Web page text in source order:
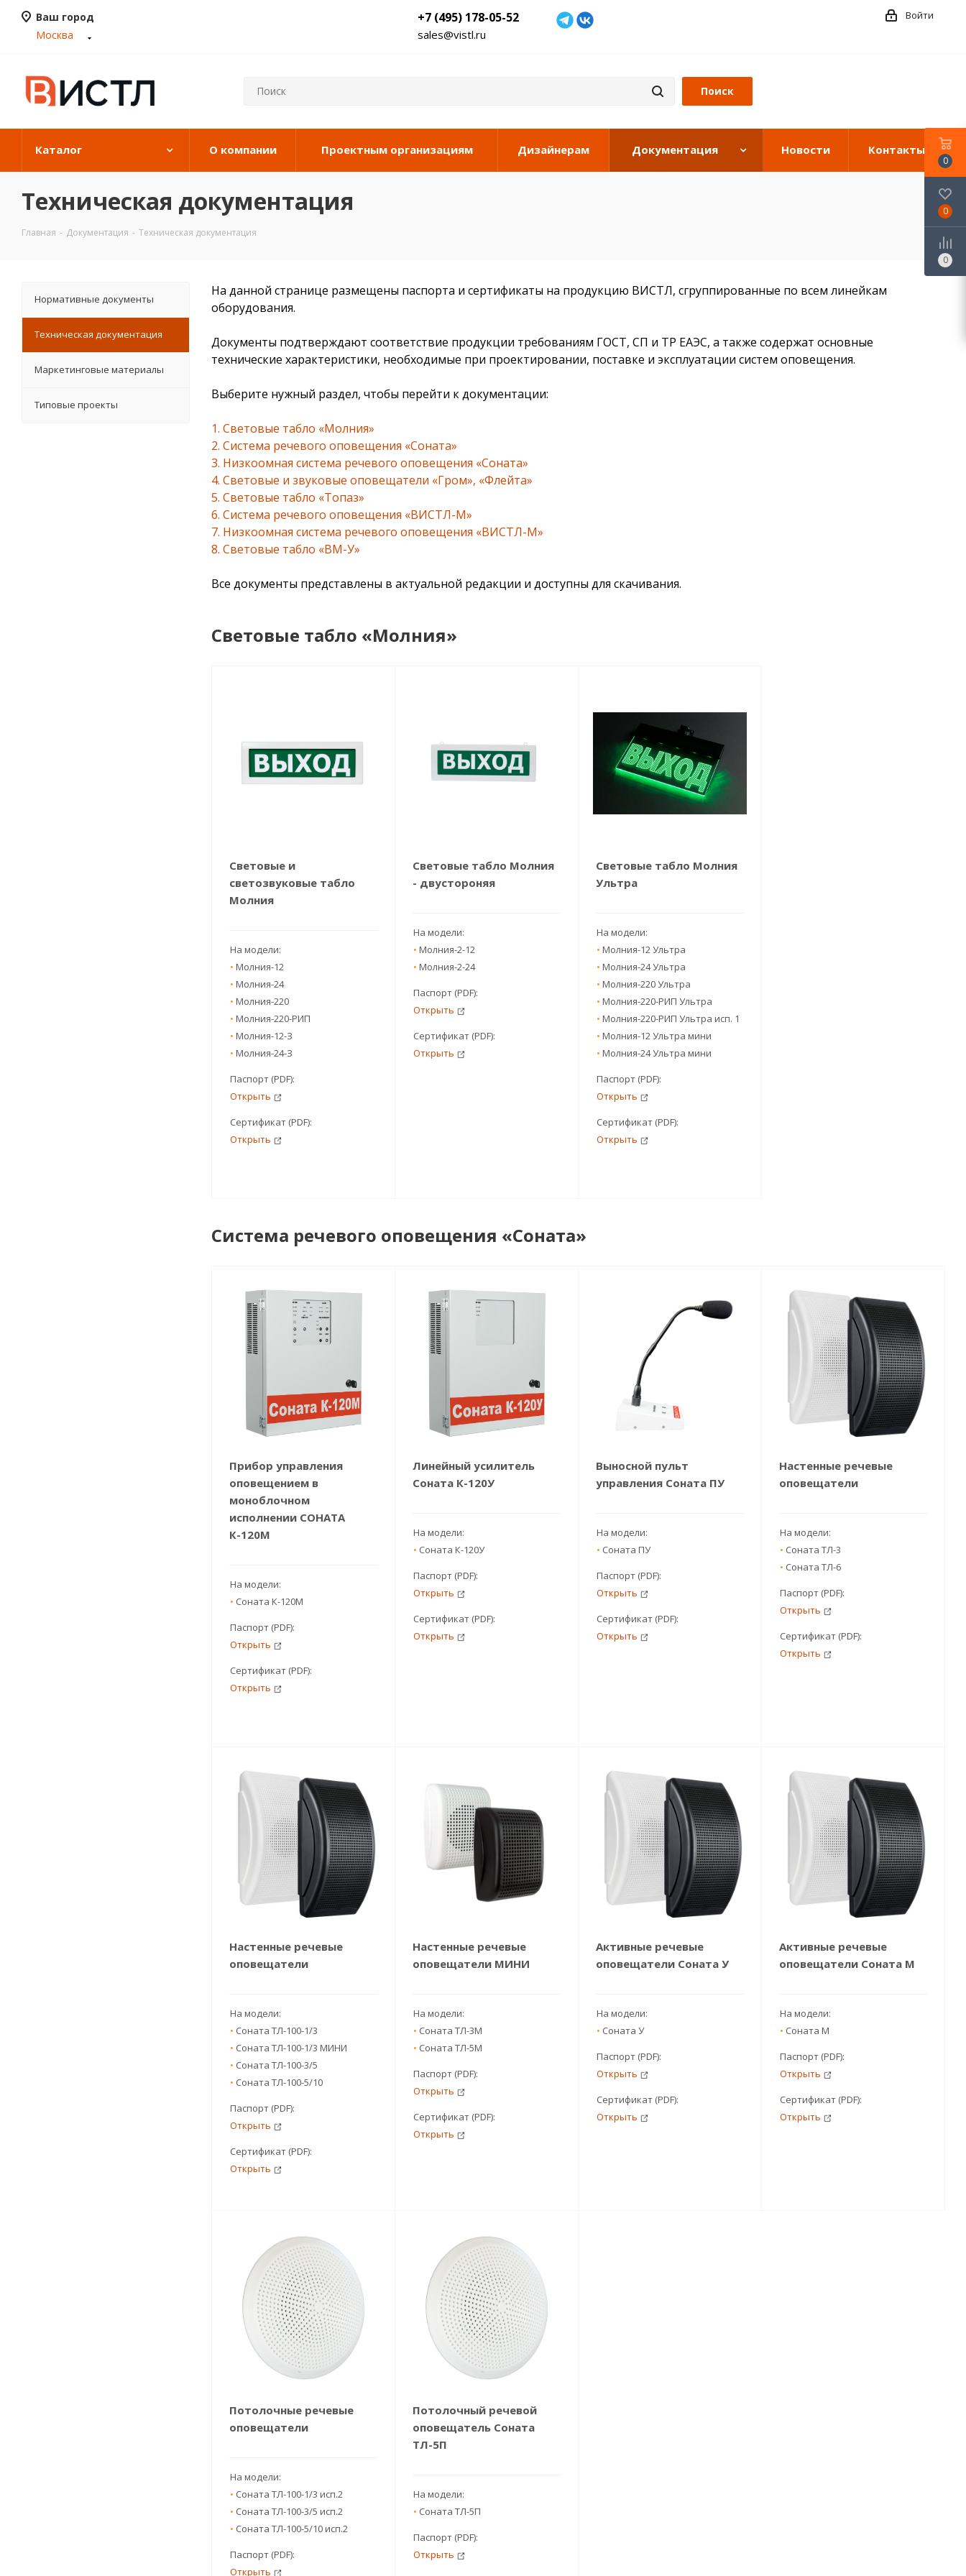
Ваш город
Москва
+7 (495) 178-05-52
sales@vistl.ru
Войти
Каталог О компании Проектным организациям Дизайнерам Документация Новости Контакты
Техническая документация
Главная - Документация - Техническая документация
На данной странице размещены паспорта и сертификаты на продукцию ВИСТЛ, сгруппированные по всем линейкам
оборудования.
Документы подтверждают соответствие продукции требованиям ГОСТ, СП и ТР ЕАЭС, а также содержат основные
технические характеристики, необходимые при проектировании, поставке и эксплуатации систем оповещения.
Выберите нужный раздел, чтобы перейти к документации:
1. Световые табло «Молния»
2. Система речевого оповещения «Соната»
3. Низкоомная система речевого оповещения «Соната»
4. Световые и звуковые оповещатели «Гром», «Флейта»
5. Световые табло «Топаз»
6. Система речевого оповещения «ВИСТЛ-М»
7. Низкоомная система речевого оповещения «ВИСТЛ-М»
8. Световые табло «ВМ-У»
Все документы представлены в актуальной редакции и доступны для скачивания.
Световые табло «Молния»
Световые и
светозвуковые табло
Молния
На модели:
• Молния-12
• Молния-24
• Молния-220
• Молния-220-РИП
• Молния-12-З
• Молния-24-З
Паспорт (PDF):
Открыть
Сертификат (PDF):
Открыть
Световые табло Молния
- двустороняя
На модели:
• Молния-2-12
• Молния-2-24
Паспорт (PDF):
Открыть
Сертификат (PDF):
Открыть
Световые табло Молния
Ультра
На модели:
• Молния-12 Ультра
• Молния-24 Ультра
• Молния-220 Ультра
• Молния-220-РИП Ультра
• Молния-220-РИП Ультра исп. 1
• Молния-12 Ультра мини
• Молния-24 Ультра мини
Паспорт (PDF):
Открыть
Сертификат (PDF):
Открыть
Система речевого оповещения «Соната»
Прибор управления
оповещением в
моноблочном
исполнении СОНАТА
К-120М
На модели:
• Соната К-120М
Паспорт (PDF):
Открыть
Сертификат (PDF):
Открыть
Линейный усилитель
Соната К-120У
На модели:
• Соната К-120У
Паспорт (PDF):
Открыть
Сертификат (PDF):
Открыть
Выносной пульт
управления Соната ПУ
На модели:
• Соната ПУ
Паспорт (PDF):
Открыть
Сертификат (PDF):
Открыть
Настенные речевые
оповещатели
На модели:
• Соната ТЛ-3
• Соната ТЛ-6
Паспорт (PDF):
Открыть
Сертификат (PDF):
Открыть
Настенные речевые
оповещатели
На модели:
• Соната ТЛ-100-1/3
• Соната ТЛ-100-1/3 МИНИ
• Соната ТЛ-100-3/5
• Соната ТЛ-100-5/10
Паспорт (PDF):
Открыть
Сертификат (PDF):
Открыть
Настенные речевые
оповещатели МИНИ
На модели:
• Соната ТЛ-3М
• Соната ТЛ-5М
Паспорт (PDF):
Открыть
Сертификат (PDF):
Открыть
Активные речевые
оповещатели Соната У
На модели:
• Соната У
Паспорт (PDF):
Открыть
Сертификат (PDF):
Открыть
Активные речевые
оповещатели Соната М
На модели:
• Соната М
Паспорт (PDF):
Открыть
Сертификат (PDF):
Открыть
Потолочные речевые
оповещатели
На модели:
• Соната ТЛ-100-1/3 исп.2
• Соната ТЛ-100-3/5 исп.2
• Соната ТЛ-100-5/10 исп.2
Паспорт (PDF):
Открыть
Потолочный речевой
оповещатель Соната
ТЛ-5П
На модели:
• Соната ТЛ-5П
Паспорт (PDF):
Открыть
Нормативные документы
Техническая документация
Маркетинговые материалы
Типовые проекты
0
0
0